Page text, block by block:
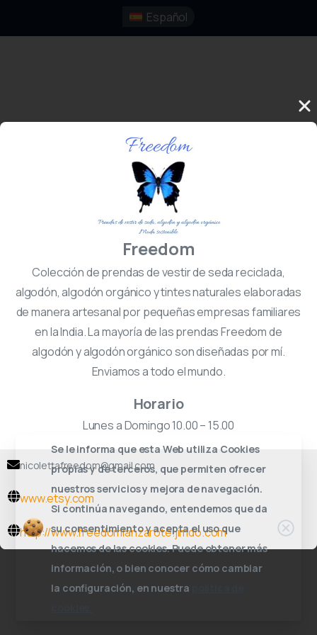
Freedom
Colección de prendas de vestir de seda reciclada,
algodón, algodón orgánico y tintes naturales elaboradas
de manera artesanal por pequeñas empresas familiares
en la India. La mayoría de las prendas Freedom de
algodón y algodón orgánico son diseñadas por mí.
Enviamos a todo el mundo.
Horario
Lunes a Domingo 10.00 – 15.00
nicolettafreedom@gmail.com
www.etsy.com
http://www.freedomlanzarote.jimdo.com
Español
Se le informa que esta Web utiliza Cookies
propias y de terceros, que permiten ofrecer
nuestros servicios y mejora de navegación.
Si continúa navegando, entendemos que da
su consentimiento y acepta el uso que
hacemos de las cookies. Puede obtener más
información, o bien conocer cómo cambiar
la configuración, en nuestra